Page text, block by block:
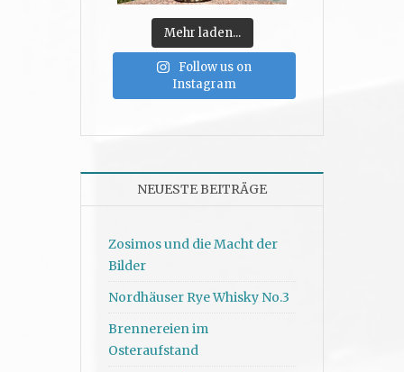
Mehr laden...
Follow us on
Instagram
NEUESTE BEITRÄGE
Zosimos und die Macht der
Bilder
Nordhäuser Rye Whisky No.3
Brennereien im
Osteraufstand